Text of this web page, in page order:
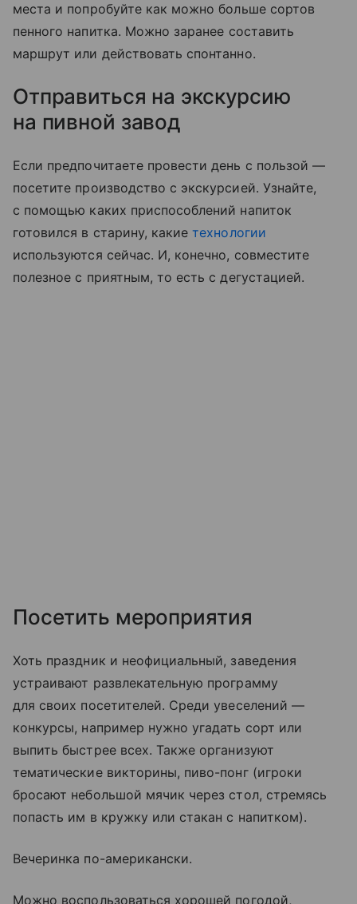
места и попробуйте как можно больше сортов
пенного напитка. Можно заранее составить
маршрут или действовать спонтанно.
Отправиться на экскурсию
на пивной завод
Если предпочитаете провести день с пользой —
посетите производство с экскурсией. Узнайте,
с помощью каких приспособлений напиток
готовился в старину, какиетехнологии
используются сейчас. И, конечно, совместите
полезное с приятным, то есть с дегустацией.
Посетить мероприятия
Хоть праздник и неофициальный, заведения
устраивают развлекательную программу
для своих посетителей. Среди увеселений —
конкурсы, например нужно угадать сорт или
выпить быстрее всех. Также организуют
тематические викторины, пиво-понг (игроки
бросают небольшой мячик через стол, стремясь
попасть им в кружку или стакан с напитком).
Вечеринка по-американски.
Можно воспользоваться хорошей погодой,